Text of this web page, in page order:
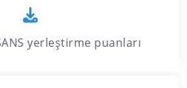
yerleştirme puanları